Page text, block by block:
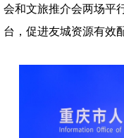
会和文旅推介会两场平
台，促进友城资源有效配